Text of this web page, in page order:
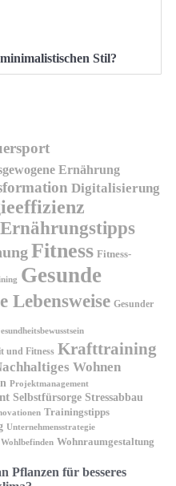
Stil?
Ernährung
Digitalisierung
Ernährungstipps
Fitness Fitness-
Gesunde
Lebensweise Gesunder
und Fitness Krafttraining
Wohnen
Projektmanagement
Selbstfürsorge Stressabbau
Trainingstipps
Unternehmensstrategie
Wohlbefinden Wohnraumgestaltung
Pflanzen für besseres